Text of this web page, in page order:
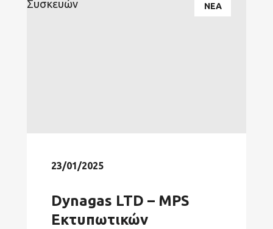
ΝΕΑ
23/01/2025
Dynagas LTD – MPS
Εκτυπωτικών